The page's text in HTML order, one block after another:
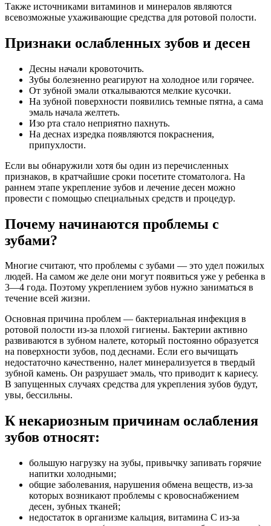
Также источниками витаминов и минералов являются
всевозможные ухаживающие средства для ротовой полости.
Признаки ослабленных зубов и десен
Десны начали кровоточить.
Зубы болезненно реагируют на холодное или горячее.
От зубной эмали откалываются мелкие кусочки.
На зубной поверхности появились темные пятна, а сама
эмаль начала желтеть.
Изо рта стало неприятно пахнуть.
На деснах изредка появляются покраснения,
припухлости.
Если вы обнаружили хотя бы один из перечисленных
признаков, в кратчайшие сроки посетите стоматолога. На
раннем этапе укрепление зубов и лечение десен можно
провести с помощью специальных средств и процедур.
Почему начинаются проблемы с
зубами?
Многие считают, что проблемы с зубами — это удел пожилых
людей. На самом же деле они могут появиться уже у ребенка в
3—4 года. Поэтому укреплением зубов нужно заниматься в
течение всей жизни.
Основная причина проблем — бактериальная инфекция в
ротовой полости из-за плохой гигиены. Бактерии активно
развиваются в зубном налете, который постоянно образуется
на поверхности зубов, под деснами. Если его вычищать
недостаточно качественно, налет минерализуется в твердый
зубной камень. Он разрушает эмаль, что приводит к кариесу.
В запущенных случаях средства для укрепления зубов будут,
увы, бессильны.
К некариозным причинам ослабления
зубов относят:
большую нагрузку на зубы, привычку запивать горячие
напитки холодными;
общие заболевания, нарушения обмена веществ, из-за
которых возникают проблемы с кровоснабжением
десен, зубных тканей;
недостаток в организме кальция, витамина C из-за